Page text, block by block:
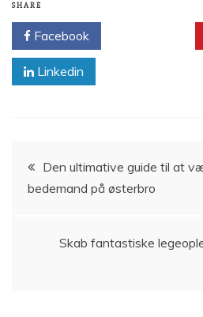
SHARE
Facebook
Linkedin
Indlægsnavigation
Den ultimative guide til at
bedemand på østerbro
Skab fantastiske